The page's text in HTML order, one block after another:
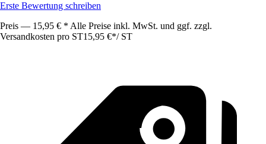
Erste Bewertung schreiben
Preis — 15,95 € * Alle Preise inkl. MwSt. und ggf. zzgl.
Versandkosten pro ST15,95 €*/ ST